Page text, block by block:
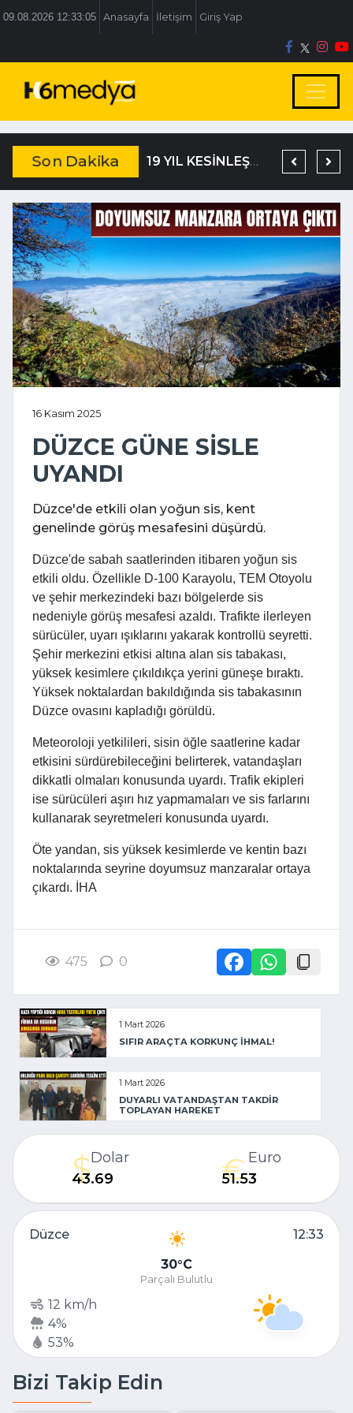
09.08.2026 12:33:06 Anasayfa İletişim Giriş Yap
Son Dakika 19 YIL KESİNLEŞMİŞ HAPİS CEZASIYLA ARANIYORDU
16 Kasım 2025
DÜZCE GÜNE SİSLE
UYANDI
Düzce'de etkili olan yoğun sis, kent
genelinde görüş mesafesini düşürdü.
Düzce'de sabah saatlerinden itibaren yoğun sis
etkili oldu. Özellikle D-100 Karayolu, TEM Otoyolu
ve şehir merkezindeki bazı bölgelerde sis
nedeniyle görüş mesafesi azaldı. Trafikte ilerleyen
sürücüler, uyarı ışıklarını yakarak kontrollü seyretti.
Şehir merkezini etkisi altına alan sis tabakası,
yüksek kesimlere çıkıldıkça yerini güneşe bıraktı.
Yüksek noktalardan bakıldığında sis tabakasının
Düzce ovasını kapladığı görüldü.
Meteoroloji yetkilileri, sisin öğle saatlerine kadar
etkisini sürdürebileceğini belirterek, vatandaşları
dikkatli olmaları konusunda uyardı. Trafik ekipleri
ise sürücüleri aşırı hız yapmamaları ve sis farlarını
kullanarak seyretmeleri konusunda uyardı.
Öte yandan, sis yüksek kesimlerde ve kentin bazı
noktalarında seyrine doyumsuz manzaralar ortaya
çıkardı. İHA
475 0
1 Mart 2026
SIFIR ARAÇTA KORKUNÇ İHMAL!
1 Mart 2026
DUYARLI VATANDAŞTAN TAKDİR
TOPLAYAN HAREKET
Dolar
43.69
Euro
51.53
Düzce
12:33
30 C
Parçalı Bulutlu
12 km/h
4%
53%
Bizi Takip Edin